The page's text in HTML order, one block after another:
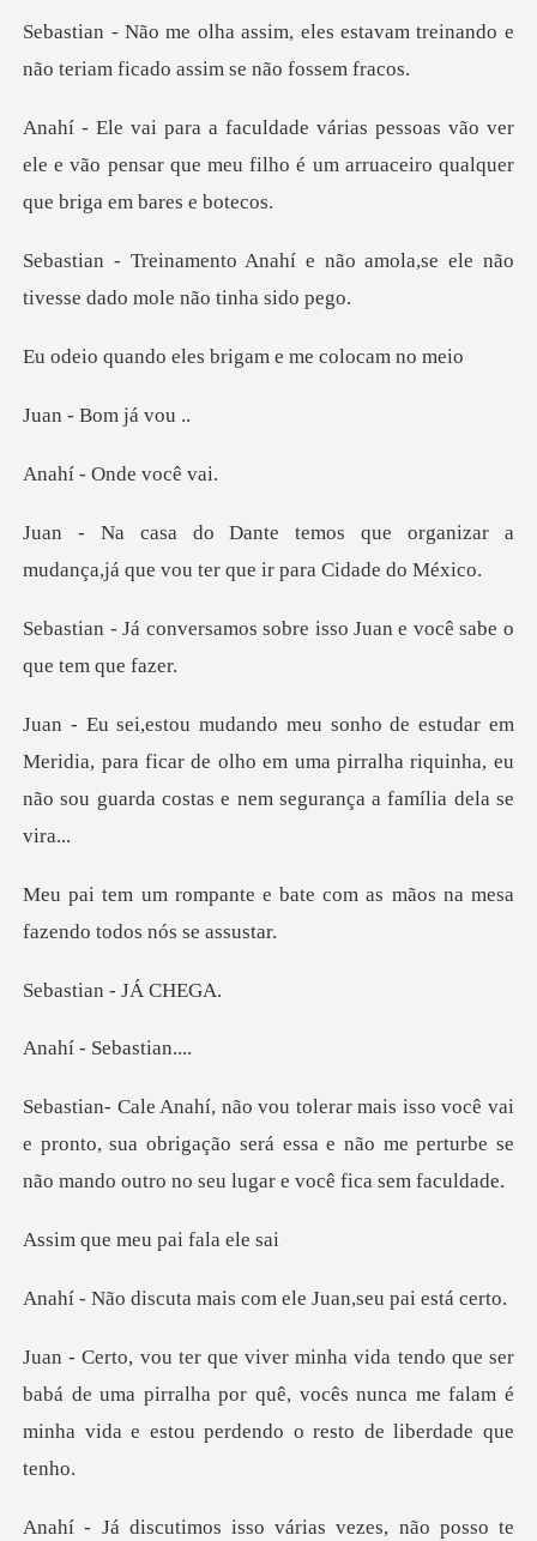
es estavam treinando e
não teriam
vão ver
ele e vão pensar que meu filho é um ar
e não amola,se ele não
tivesse
eles brigam e me
Bom j
Onde v
e organizar a
mudança,já que vou
s sobre isso Juan e você
ia, para ficar de olho em uma pirralha riquinha, eu
não s
ate com as mãos na mesa
faz
an - JÁ
Sebast
i
e pronto, sua obrigação será essa e não me perturbe se
meu pai fa
mais com ele Juan,
babá de uma pirralha por quê, vocês nunca me falam é
mi
isso várias vezes, não